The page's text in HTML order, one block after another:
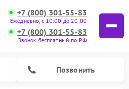
+7 (800) 301-55-83
Ежедневно, с 10:00 до 20:00
+7 (800) 301-55-83
Звонок бесплатный по РФ
Позвонить